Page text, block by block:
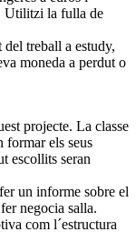
Utilitzi la fulla de
treball a estudy,
moneda a perdut o
projecte. La classe
formar els seus
escollits seran
un informe sobre el
negocia salla.
com l´estructura